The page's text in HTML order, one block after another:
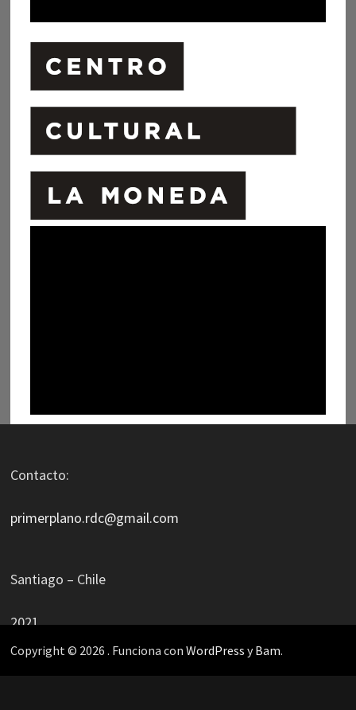
Contacto:
primerplano.rdc@gmail.com
Santiago – Chile
2021
Copyright © 2026 . Funciona con WordPress yBam.